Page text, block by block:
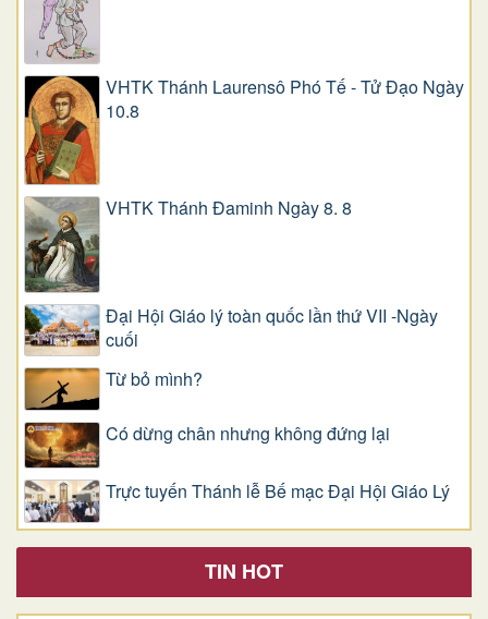
VHTK Thánh Laurensô Phó Tế - Tử Đạo Ngày
10.8
VHTK Thánh Đaminh Ngày 8. 8
Đại Hội Giáo lý toàn quốc lần thứ VII -Ngày
cuối
Từ bỏ mình?
Có dừng chân nhưng không đứng lại
Trực tuyến Thánh lễ Bế mạc Đại Hội Giáo Lý
TIN HOT